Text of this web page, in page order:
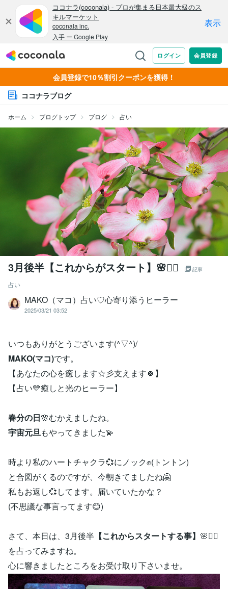
会員登録で10％割引クーポンを獲得！
ココナラブログ
ホーム ブログトップ ブログ 占い
3月後半【これからがスタート】🌸🧙‍♀️ 記事
占い
MAKO（マコ）占い♡心寄り添うヒーラー
2025/03/21 03:52
いつもありがとうございます(^▽^)/
MAKO(マコ)です。
【あなたの心を癒します☆彡支えます🍀】
【占い💛癒しと光のヒーラー】
春分の日🌸むかえましたね。
宇宙元旦もやってきました💫
時より私のハートチャクラ💞にノック✊(トントン)
と合図がくるのですが、今朝きてましたね🤗
私もお返し💞してます。届いていたかな？
(不思議な事言ってます😊)
さて、本日は、3月後半 【これからスタートする事】 🌸🧙‍♀️
を占ってみますね。
心に響きましたところをお受け取り下さいませ。